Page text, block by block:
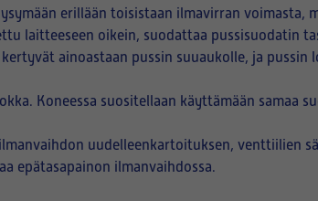
erillään toisistaan ilmavirran voimasta,
laitteeseen oikein, suodattaa pussisuodatin
ainoastaan pussin suuaukolle, ja pussin
Koneessa suositellaan käyttämään samaa
uudelleenkartoituksen, venttiilien
epätasapainon ilmanvaihdossa.